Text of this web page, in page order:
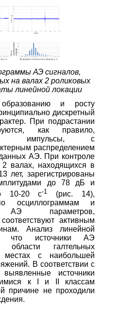
АЭ сигналов,
на валах 2 роликовых
линейной локации
образованию и росту
дискретный
При подрастании
как правило,
импульсы, с
распределением
АЭ. При контроле
валах, находящихся в
лет, зарегистрированы
до 78 дБ и
10‑20 с-1
(рис. 14),
осциллограммам и
АЭ параметров,
активным
Анализ линейной
что источники АЭ
области галтельных
с наибольшей
В соответствии с
источники
к I и II классам
причине не проходили